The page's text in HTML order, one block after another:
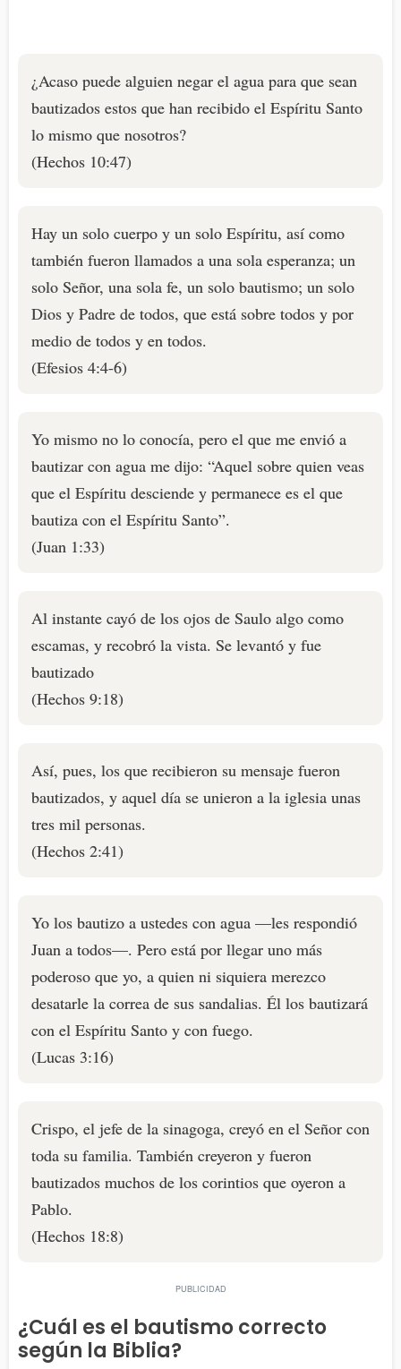
¿Acaso puede alguien negar el agua para que sean
bautizados estos que han recibido el Espíritu Santo
lo mismo que nosotros?
(Hechos 10:47)
Hay un solo cuerpo y un solo Espíritu, así como
también fueron llamados a una sola esperanza; un
solo Señor, una sola fe, un solo bautismo; un solo
Dios y Padre de todos, que está sobre todos y por
medio de todos y en todos.
(Efesios 4:4-6)
Yo mismo no lo conocía, pero el que me envió a
bautizar con agua me dijo: “Aquel sobre quien veas
que el Espíritu desciende y permanece es el que
bautiza con el Espíritu Santo”.
(Juan 1:33)
Al instante cayó de los ojos de Saulo algo como
escamas, y recobró la vista. Se levantó y fue
bautizado
(Hechos 9:18)
Así, pues, los que recibieron su mensaje fueron
bautizados, y aquel día se unieron a la iglesia unas
tres mil personas.
(Hechos 2:41)
Yo los bautizo a ustedes con agua —les respondió
Juan a todos—. Pero está por llegar uno más
poderoso que yo, a quien ni siquiera merezco
desatarle la correa de sus sandalias. Él los bautizará
con el Espíritu Santo y con fuego.
(Lucas 3:16)
Crispo, el jefe de la sinagoga, creyó en el Señor con
toda su familia. También creyeron y fueron
bautizados muchos de los corintios que oyeron a
Pablo.
(Hechos 18:8)
¿Cuál es el bautismo correcto
según la Biblia?